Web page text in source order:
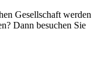
Gesellschaft werden
Dann besuchen Sie